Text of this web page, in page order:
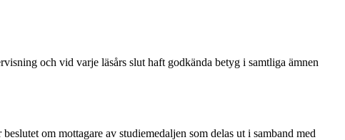
och vid varje läsårs slut haft godkända betyg i samtliga ämnen
om mottagare av studiemedaljen som delas ut i samband med